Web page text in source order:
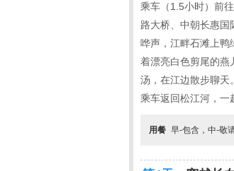
乘车（1.5小时）前
路大桥、中朝长惠
哗声，江畔石滩上鸭
着漂亮白色剪尾的燕
汤，在江边散步聊天。
乘车返回松江河，一
用餐 早-包含，中-敬